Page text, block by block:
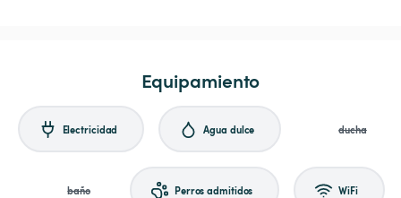
Equipamiento
Electricidad Agua dulce ducha
baño Perros admitidos WiFi